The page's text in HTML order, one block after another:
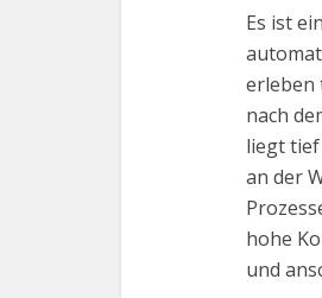
Es ist
erleben
nach
liegt
an der
hohe
und